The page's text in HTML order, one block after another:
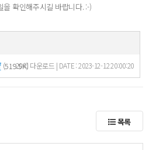
확인해주시길 바랍니다. :-)
(519.5K)20회 다운로드 | DATE : 2023-12-12 20:00:20
목록